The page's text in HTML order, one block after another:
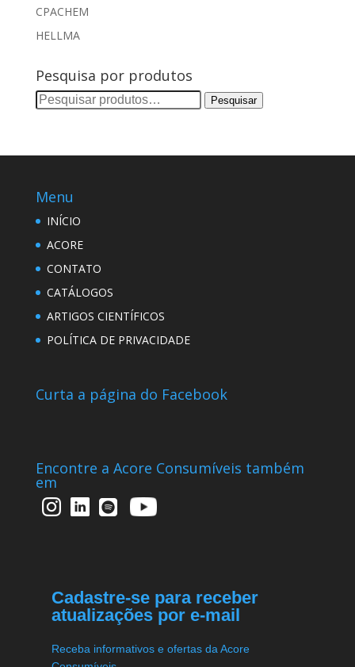
CPACHEM
HELLMA
Pesquisa por produtos
Pesquisar
Pesquisar
Menu
INÍCIO
ACORE
CONTATO
CATÁLOGOS
ARTIGOS CIENTÍFICOS
POLÍTICA DE PRIVACIDADE
Curta a página do Facebook
Encontre a Acore Consumíveis também
em
Cadastre-se para receber
atualizações por e-mail
Receba informativos e ofertas da Acore